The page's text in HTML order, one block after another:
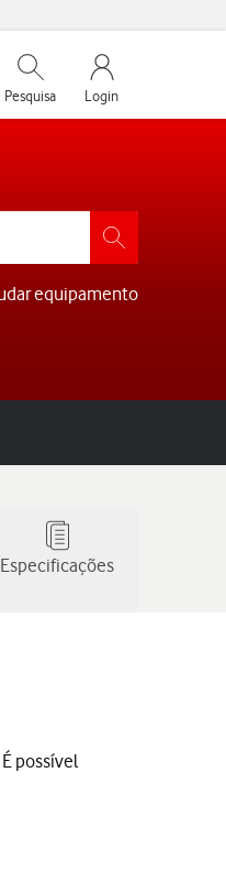
de compras
Pesquisar
Pesquisa
My Vodafone
Login
equipamento
Especificações
possível